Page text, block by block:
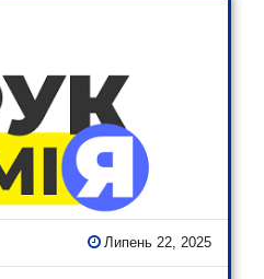
Липень 22, 2025